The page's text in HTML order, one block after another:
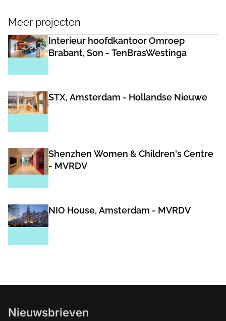
Meer projecten
Interieur hoofdkantoor Omroep
Brabant, Son - TenBrasWestinga
STX, Amsterdam - Hollandse Nieuwe
Shenzhen Women & Children's Centre
- MVRDV
NIO House, Amsterdam - MVRDV
Nieuwsbrieven